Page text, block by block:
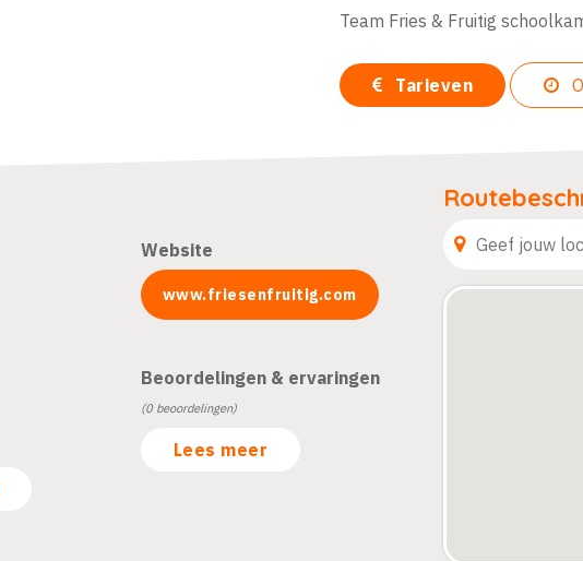
Team Fries & Fruitig
Tarieven
Website
www.friesenfruitig.com
Beoordelingen & ervaringen
(0 beoordelingen)
Lees meer